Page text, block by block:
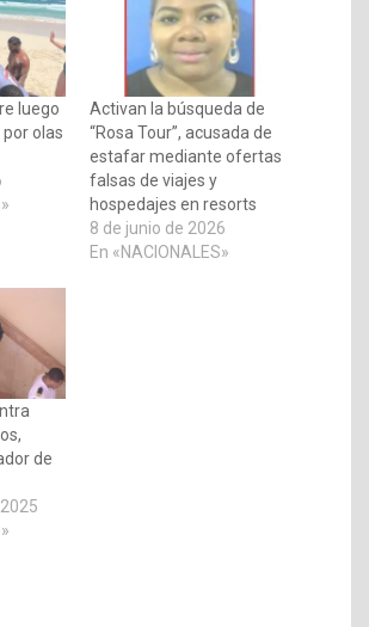
luego
olas
Activan la búsqueda de
“Rosa Tour”, acusada de
estafar mediante ofertas
falsas de viajes y
hospedajes en resorts
8 de junio de 2026
En «NACIONALES»
de